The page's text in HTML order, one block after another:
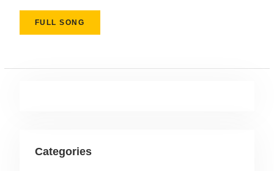
FULL SONG
Categories